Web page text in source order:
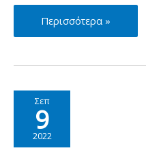
Νέα
μέτρα
την
ασφάλεια
του
αίματος
Περισσότερα »
Σεπ
9
2022